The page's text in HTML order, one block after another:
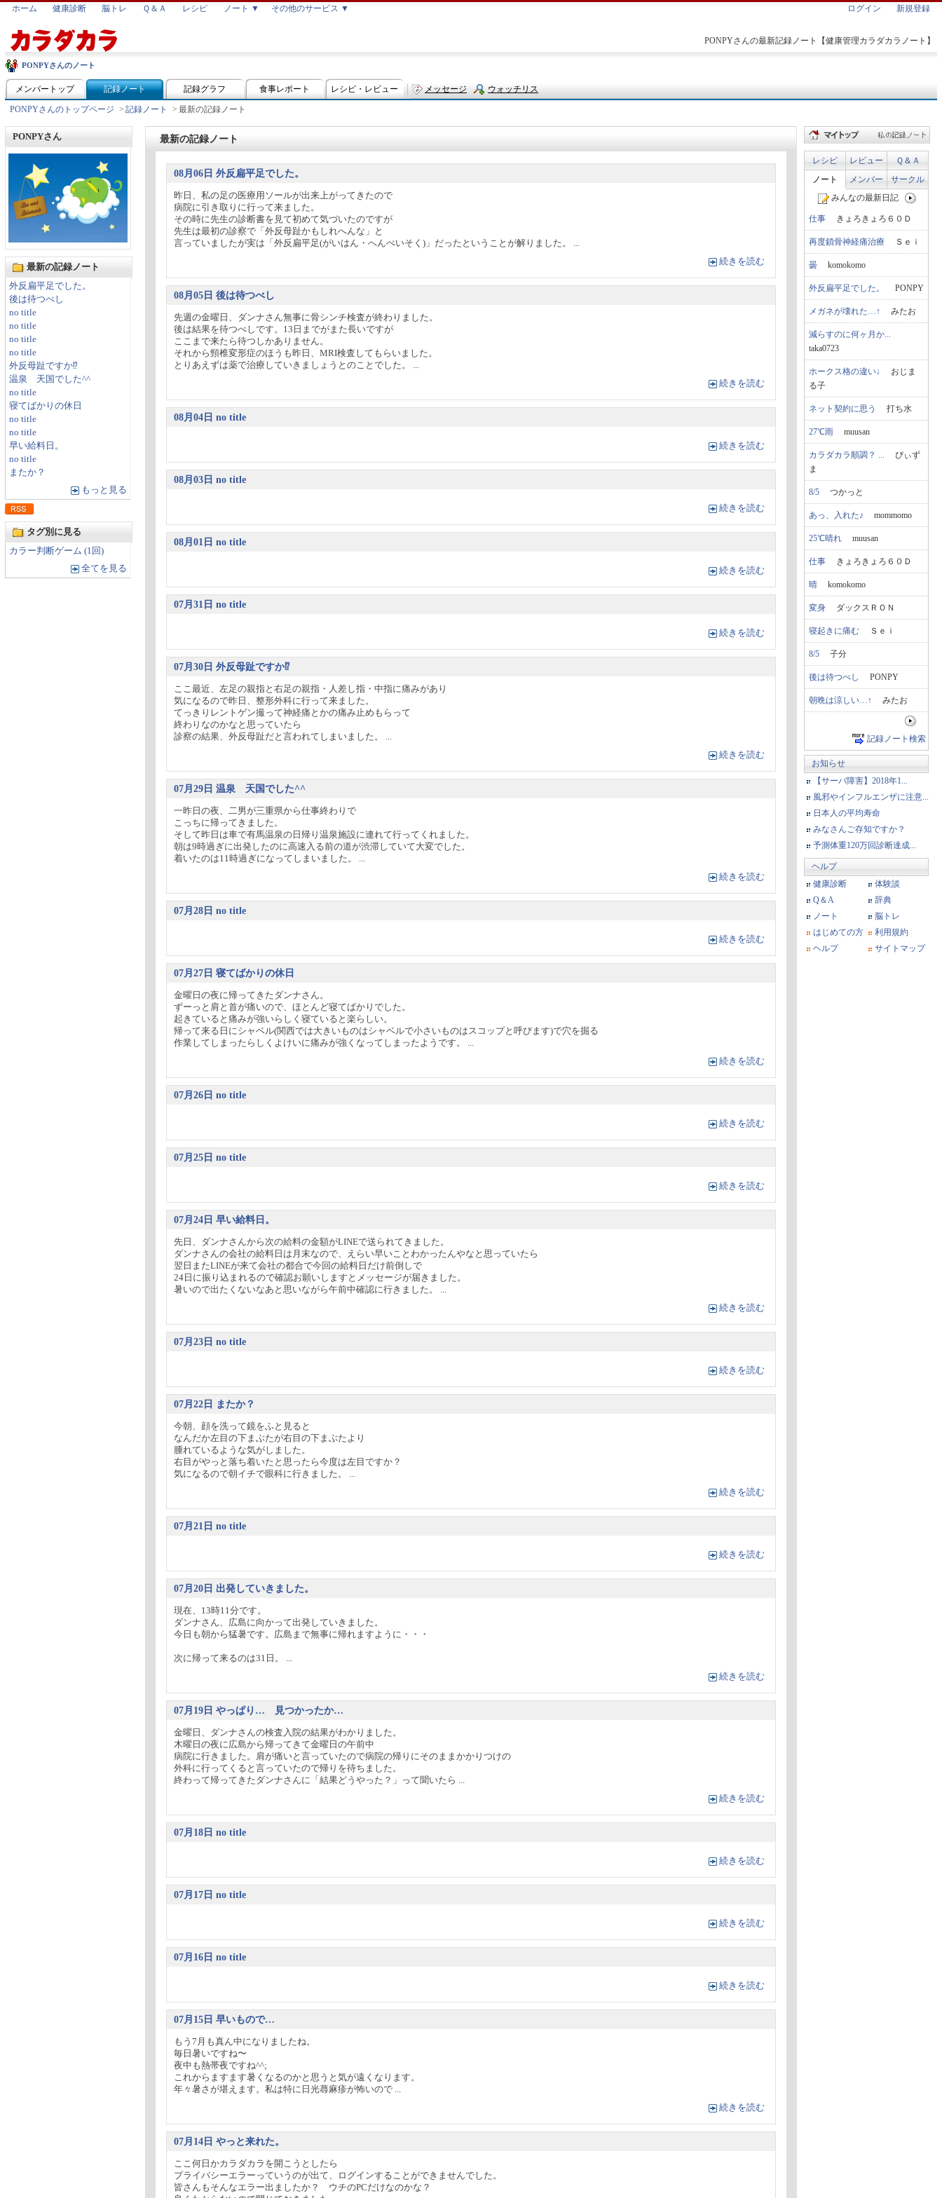
PONPYさんの最新記録ノート【健康管理カラダカラノート】
ホーム 健康診断 脳トレ Ｑ＆Ａ レシピ ノート ▼ その他のサービス ▼ ログイン 新規登録
PONPYさんのノート
メンバートップ 記録ノート 記録グラフ 食事レポート レシピ・レビュー メッセージ ウォッチリス
PONPYさんのトップページ > 記録ノート > 最新の記録ノート
PONPYさん
最新の記録ノート
外反扁平足でした。
後は待つべし
no title
no title
no title
no title
外反母趾ですか⁉
温泉 天国でした^^
no title
寝てばかりの休日
no title
no title
早い給料日。
no title
またか？
もっと見る
タグ別に見る
カラー判断ゲーム (1回)
全てを見る
最新の記録ノート
08月06日 外反扁平足でした。
昨日、私の足の医療用ソールが出来上がってきたので
病院に引き取りに行って来ました。
その時に先生の診断書を見て初めて気づいたのですが
先生は最初の診察で「外反母趾かもしれへんな」と
言っていましたが実は「外反扁平足(がいはん・へんぺいそく)」だったということが解りました。 ...
続きを読む
08月05日 後は待つべし
先週の金曜日、ダンナさん無事に骨シンチ検査が終わりました。
後は結果を待つべしです。13日までがまた長いですが
ここまで来たら待つしかありません。
それから頸椎変形症のほうも昨日、MRI検査してもらいました。
とりあえずは薬で治療していきましょうとのことでした。 ...
続きを読む
08月04日 no title
続きを読む
08月03日 no title
続きを読む
08月01日 no title
続きを読む
07月31日 no title
続きを読む
07月30日 外反母趾ですか⁉
ここ最近、左足の親指と右足の親指・人差し指・中指に痛みがあり
気になるので昨日、整形外科に行って来ました。
てっきりレントゲン撮って神経痛とかの痛み止めもらって
終わりなのかなと思っていたら
診察の結果、外反母趾だと言われてしまいました。 ...
続きを読む
07月29日 温泉 天国でした^^
一昨日の夜、二男が三重県から仕事終わりで
こっちに帰ってきました。
そして昨日は車で有馬温泉の日帰り温泉施設に連れて行ってくれました。
朝は9時過ぎに出発したのに高速入る前の道が渋滞していて大変でした。
着いたのは11時過ぎになってしまいました。 ...
続きを読む
07月28日 no title
続きを読む
07月27日 寝てばかりの休日
金曜日の夜に帰ってきたダンナさん。
ずーっと肩と首が痛いので、ほとんど寝てばかりでした。
起きていると痛みが強いらしく寝ていると楽らしい。
帰って来る日にシャベル(関西では大きいものはシャベルで小さいものはスコップと呼びます)で穴を掘る
作業してしまったらしくよけいに痛みが強くなってしまったようです。 ...
続きを読む
07月26日 no title
続きを読む
07月25日 no title
続きを読む
07月24日 早い給料日。
先日、ダンナさんから次の給料の金額がLINEで送られてきました。
ダンナさんの会社の給料日は月末なので、えらい早いことわかったんやなと思っていたら
翌日またLINEが来て会社の都合で今回の給料日だけ前倒しで
24日に振り込まれるので確認お願いしますとメッセージが届きました。
暑いので出たくないなあと思いながら午前中確認に行きました。 ...
続きを読む
07月23日 no title
続きを読む
07月22日 またか？
今朝、顔を洗って鏡をふと見ると
なんだか左目の下まぶたが右目の下まぶたより
腫れているような気がしました。
右目がやっと落ち着いたと思ったら今度は左目ですか？
気になるので朝イチで眼科に行きました。 ...
続きを読む
07月21日 no title
続きを読む
07月20日 出発していきました。
現在、13時11分です。
ダンナさん、広島に向かって出発していきました。
今日も朝から猛暑です。広島まで無事に帰れますように・・・
次に帰って来るのは31日。 ...
続きを読む
07月19日 やっぱり… 見つかったか…
金曜日、ダンナさんの検査入院の結果がわかりました。
木曜日の夜に広島から帰ってきて金曜日の午前中
病院に行きました。肩が痛いと言っていたので病院の帰りにそのままかかりつけの
外科に行ってくると言っていたので帰りを待ちました。
終わって帰ってきたダンナさんに「結果どうやった？」って聞いたら ...
続きを読む
07月18日 no title
続きを読む
07月17日 no title
続きを読む
07月16日 no title
続きを読む
07月15日 早いもので…
もう7月も真ん中になりましたね。
毎日暑いですね〜
夜中も熱帯夜ですね^^;
これからますます暑くなるのかと思うと気が遠くなります。
年々暑さが堪えます。私は特に日光蕁麻疹が怖いので ...
続きを読む
07月14日 やっと来れた。
ここ何日かカラダカラを開こうとしたら
プライバシーエラーっていうのが出て、ログインすることができませんでした。
皆さんもそんなエラー出ましたか？ ウチのPCだけなのかな？
レシピ レビュー
Ｑ＆Ａ
ノート
メンバー
サークル
みんなの最新日記
仕事 きょろきょろ６０Ｄ
再度鎖骨神経痛治療 Ｓｅｉ
曇 komokomo
外反扁平足でした。 PONPY
メガネが壊れた…↑ みたお
減らすのに何ヶ月か...
taka0723
ホークス格の違い↓ おじま
る子
ネット契約に思う 打ち水
27℃雨 muusan
カラダカラ順調？ ... ぴぃず
ま
8/5 つかっと
あっ、入れた♪ mommomo
25℃晴れ muusan
仕事 きょろきょろ６０Ｄ
晴 komokomo
変身 ダックスＲＯＮ
寝起きに痛む Ｓｅｉ
8/5 子分
後は待つべし PONPY
朝晩は涼しい…↑ みたお
記録ノート検索
お知らせ
【サーバ障害】2018年1...
風邪やインフルエンザに注意...
日本人の平均寿命
みなさんご存知ですか？
予測体重120万回診断達成...
ヘルプ
健康診断
体験談
Q＆A
辞典
ノート
脳トレ
はじめての方
利用規約
ヘルプ
サイトマップ